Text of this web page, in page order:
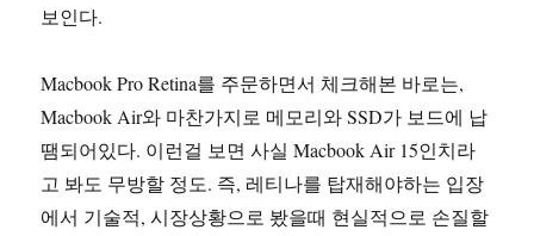
보인다.
Macbook Pro Retina를 주문하면서 체크해본 바로는,
Macbook Air와 마찬가지로 메모리와 SSD가 보드에 납
땜되어있다. 이런걸 보면 사실 Macbook Air 15인치라
고 봐도 무방할 정도. 즉, 레티나를 탑재해야하는 입장
에서 기술적, 시장상황으로 봤을때 현실적으로 손질할